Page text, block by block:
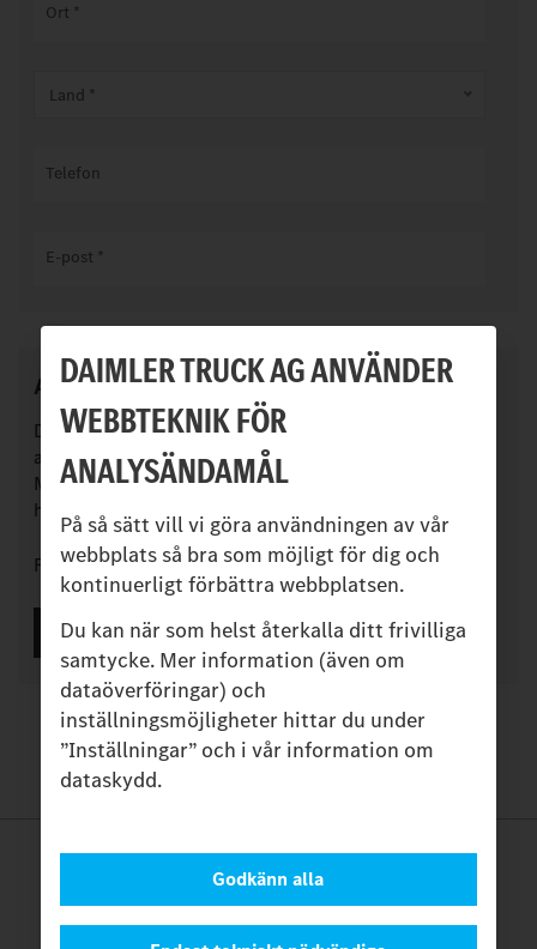
DAIMLER TRUCK AG ANVÄNDER
WEBBTEKNIK FÖR
ANALYSÄNDAMÅL
På så sätt vill vi göra användningen av vår
webbplats så bra som möjligt för dig och
kontinuerligt förbättra webbplatsen.
Du kan när som helst återkalla ditt frivilliga
samtycke. Mer information (även om
dataöverföringar) och
inställningsmöjligheter hittar du under
”Inställningar” och i vår information om
dataskydd.
Godkänn alla
Ort *
Land *
Telefon
E-post *
Anvisning
De uppgifter som du har angett kommer endast att
användas för att behandla din förfrågan.
Mer juridisk information om skydd av dina uppgifter
hittar du på
Fält markerade med * är obligatoriska.
Legal Notice
INFORMATION OM COOKIES.